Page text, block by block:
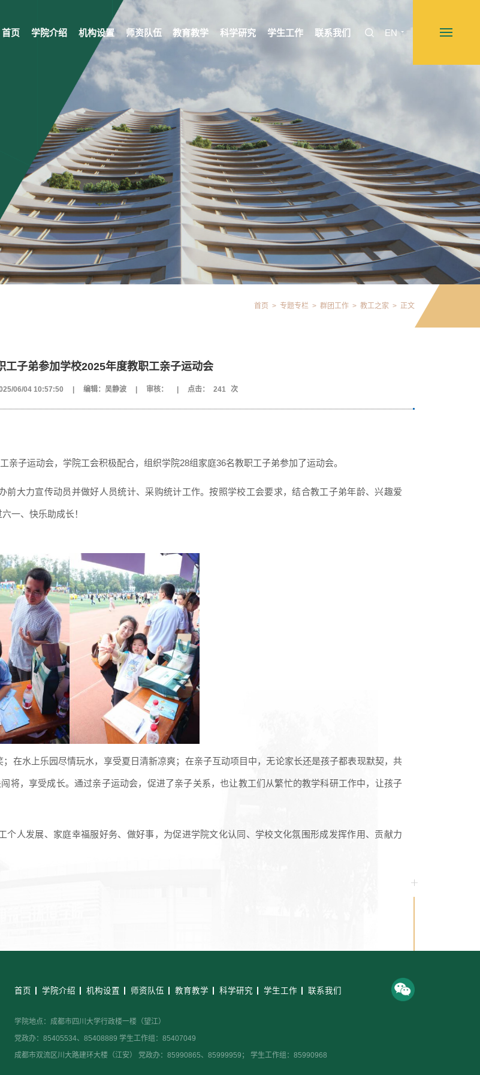
首页 学院介绍 机构设置 师资队伍 教育教学 科学研究 学生工作 联系我们 EN
首页 > 专题专栏 > 群团工作 > 教工之家 > 正文
工子弟参加学校2025年度教职工亲子运动会
06/04 10:57:50 编辑：吴静波 审核： 点击： 241 次
亲子运动会，学院工会积极配合，组织学院28组家庭36名教职工子弟参加了运动会。
前大力宣传动员并做好人员统计、采购统计工作。按照学校工会要求，结合教工子弟年龄、兴趣爱
一、快乐助成长！
在水上乐园尽情玩水，享受夏日清新凉爽；在亲子互动项目中，无论家长还是孩子都表现默契，共
将，享受成长。通过亲子运动会，促进了亲子关系，也让教工们从繁忙的教学科研工作中，让孩子
人发展、家庭幸福服好务、做好事，为促进学院文化认同、学校文化氛围形成发挥作用、贡献力
首页 学院介绍 机构设置 师资队伍 教育教学 科学研究 学生工作 联系我们
学院地点：成都市四川大学行政楼一楼（望江）
党政办：85405534、85408889 学生工作组：85407049
成都市双流区川大路建环大楼（江安） 党政办：85990865、85999959； 学生工作组：85990968